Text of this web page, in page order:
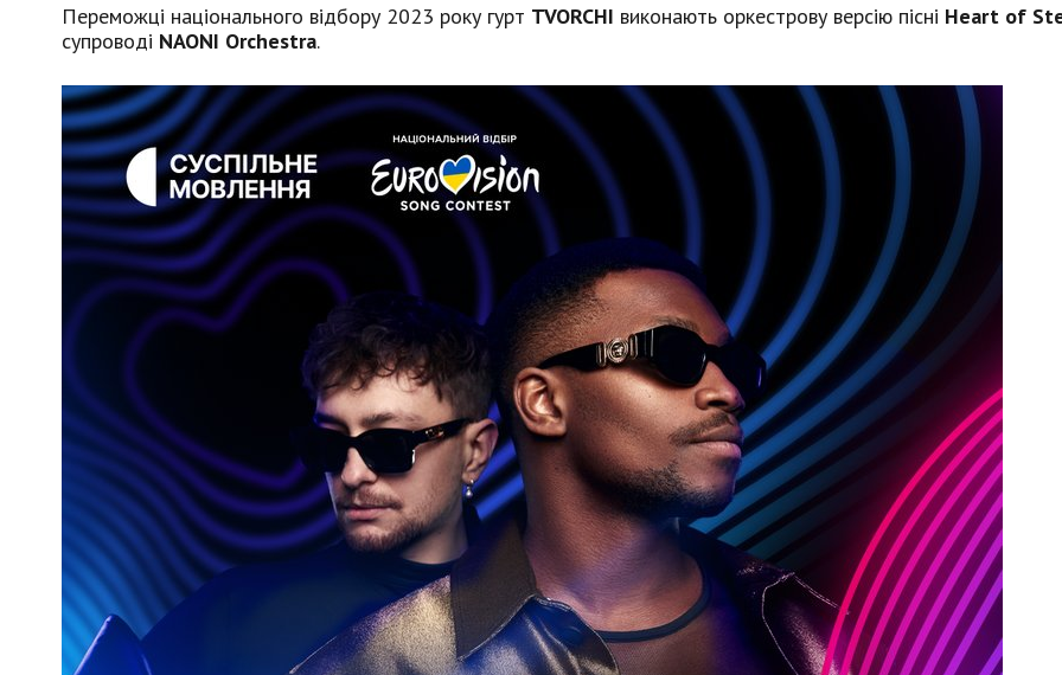
Переможці національного відбору 2023 року гурт TVORCHI виконають оркестрову версію пісні Heart of
супроводі NAONI Orchestra.